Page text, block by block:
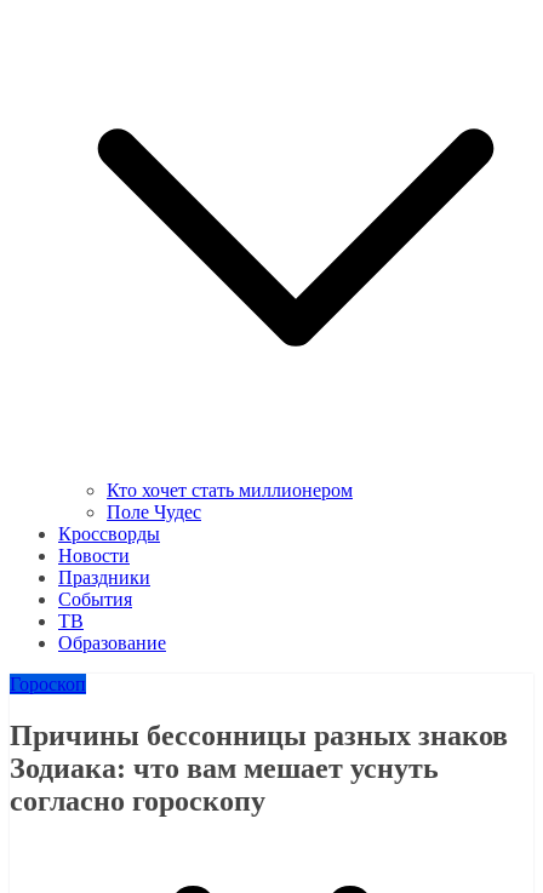
Кто хочет стать миллионером
Поле Чудес
Кроссворды
Новости
Праздники
События
ТВ
Образование
Гороскоп
Причины бессонницы разных знаков
Зодиака: что вам мешает уснуть
согласно гороскопу